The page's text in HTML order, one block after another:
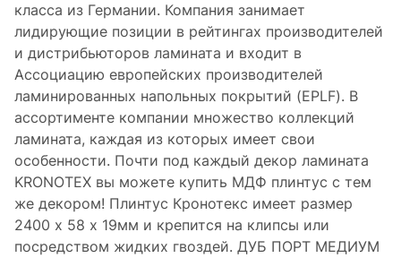
класса из Германии. Компания занимает
лидирующие позиции в рейтингах производителей
и дистрибьюторов ламината и входит в
Ассоциацию европейских производителей
ламинированных напольных покрытий (EPLF). В
ассортименте компании множество коллекций
ламината, каждая из которых имеет свои
особенности. Почти под каждый декор ламината
KRONOTEX вы можете купить МДФ плинтус с тем
же декором! Плинтус Кронотекс имеет размер
2400 х 58 х 19мм и крепится на клипсы или
посредством жидких гвоздей. ДУБ ПОРТ МЕДИУМ